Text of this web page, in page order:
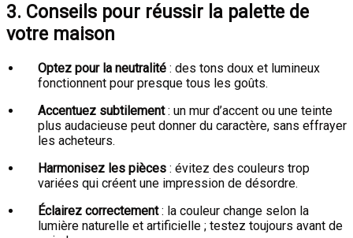
3. Conseils pour réussir la palette de
votre maison
Optez pour la neutralité : des tons doux et lumineux
fonctionnent pour presque tous les goûts.
Accentuez subtilement: un mur d’accent ou une teinte
plus audacieuse peut donner du caractère, sans effrayer
les acheteurs.
Harmonisez les pièces : évitez des couleurs trop
variées qui créent une impression de désordre.
Éclairez correctement: la couleur change selon la
lumière naturelle et artificielle ; testez toujours avant de